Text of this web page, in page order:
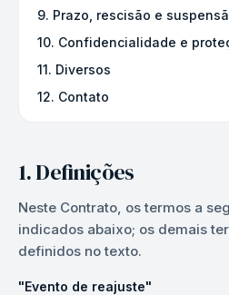
9. Prazo, rescisão e
10. Confidencialidade e
11. Diversos
12. Contato
1. Definições
Neste Contrato, os termos a
indicados abaixo; os demais
definidos no texto.
"Evento de reajuste"